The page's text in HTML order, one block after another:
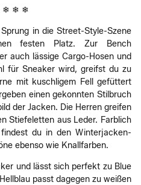
❄ ❄ ❄
in die Street-Style-Szene
festen Platz. Zur Bench
auch lässige Cargo-Hosen und
für Sneaker wird, greifst du zu
mit kuschligem Fell gefüttert
einen gekonnten Stilbruch
der Jacken. Die Herren greifen
Stiefeletten aus Leder. Farblich
du in den Winterjacken-
ebenso wie Knallfarben.
und lässt sich perfekt zu Blue
passt dagegen zu weißen